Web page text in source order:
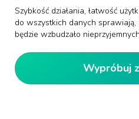
Szybkość działania, łatwość
do wszystkich danych sprawiają,
będzie wzbudzało
Wypróbuj